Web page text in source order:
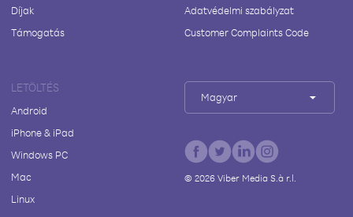
Díjak
Támogatás
Adatvédelmi szabályzat
Customer Complaints Code
LETÖLTÉS
Android
iPhone & iPad
Windows PC
Mac
Linux
Magyar
© 2026Viber Media S.à r.l.